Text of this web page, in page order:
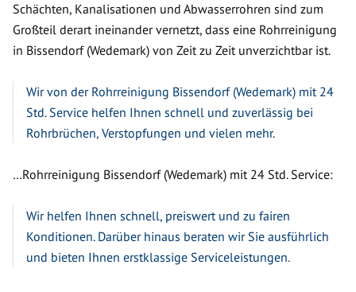
Schächten, Kanalisationen und Abwasserrohren sind zum
Großteil derart ineinander vernetzt, dass eine Rohrreinigung
in Bissendorf (Wedemark) von Zeit zu Zeit unverzichtbar ist.
Wir von der Rohrreinigung Bissendorf (Wedemark) mit 24
Std. Service helfen Ihnen schnell und zuverlässig bei
Rohrbrüchen, Verstopfungen und vielen mehr.
…Rohrreinigung Bissendorf (Wedemark) mit 24 Std. Service:
Wir helfen Ihnen schnell, preiswert und zu fairen
Konditionen. Darüber hinaus beraten wir Sie ausführlich
und bieten Ihnen erstklassige Serviceleistungen.